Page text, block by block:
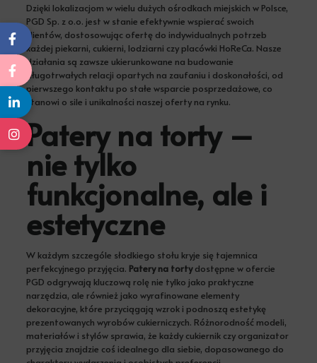
Dzięki lokalizacjom w wielu dużych ośrodkach miejskich w Polsce,
PGD Sp. z o.o. jest w stanie efektywnie wspierać swoich
klientów, dostosowując ofertę do indywidualnych potrzeb
każdej piekarni, cukierni, lodziarni czy placówki HoReCa. Nasze
działania są zawsze ukierunkowane na budowanie
długotrwałych relacji opartych na zaufaniu i doskonałości, od
pierwszego kontaktu po stałe wsparcie posprzedażowe, co
stanowi o sile i unikalności naszej oferty na rynku.
Patery na torty –
nie tylko
funkcjonalne, ale i
estetyczne
W każdym szczególe słodkiego stołu kryje się tajemnica
perfekcyjnego przyjęcia. Patery na tortydostępne w ofercie
PGD odgrywają kluczową rolę nie tylko jako praktyczne
narzędzia, ale również jako wyrafinowane elementy
dekoracyjne, które przyciągają wzrok i podnoszą estetykę
prezentowanych wyrobów cukierniczych. Różnorodność modeli,
materiałów i stylów sprawia, że każdy cukiernik czy organizator
przyjęcia znajdzie coś idealnego dla siebie, dopasowanego do